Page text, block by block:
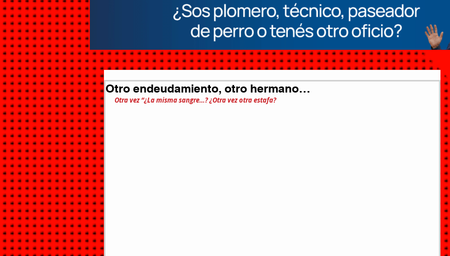
Otro endeudamiento, otro hermano…
Otra vez “¿La misma sangre…? ¿Otra vez otra estafa?